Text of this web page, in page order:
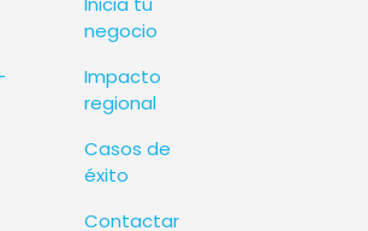
UP brindará 10 becas
en S/ 3,000 para
mayores de 50
Leer información